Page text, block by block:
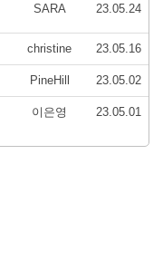
SARA 23.05.24
christine 23.05.16
PineHill 23.05.02
이은영 23.05.01